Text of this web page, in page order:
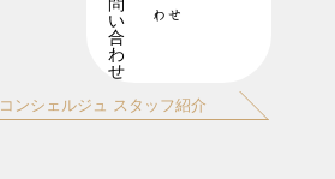
わせ
コンシェルジュ スタッフ紹介